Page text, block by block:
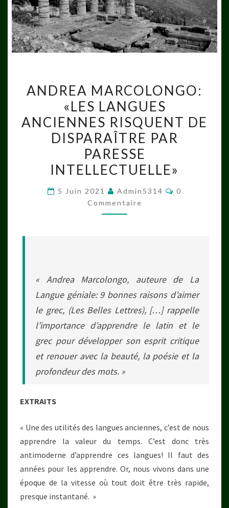
MARCOLONGO:
«LES
LANGUES
ANCIENNES
RISQUENT
DE
DISPARAÎTRE
PAR
PARESSE
INTELLECTUELLE»
ANDREA MARCOLONGO:
«LES LANGUES
ANCIENNES RISQUENT DE
DISPARAÎTRE PAR
PARESSE
INTELLECTUELLE»
5 Juin 2021 Admin5314
0
Commentaire
« Andrea Marcolongo, auteure de La
Langue géniale: 9 bonnes raisons d’aimer
le grec, (Les Belles Lettres), […] rappelle
l’importance d’apprendre le latin et le
grec pour développer son esprit critique
et renouer avec la beauté, la poésie et la
profondeur des mots. »
EXTRAITS
« Une des utilités des langues anciennes, c’est de nous
apprendre la valeur du temps. C’est donc très
antimoderne d’apprendre ces langues! Il faut des
années pour les apprendre. Or, nous vivons dans une
époque de la vitesse où tout doit être très rapide,
presque instantané. »